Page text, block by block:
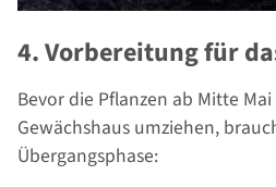
4. Vorbereitung für
Bevor die Pflanzen ab Mitte
Gewächshaus umziehen,
Übergangsphase: